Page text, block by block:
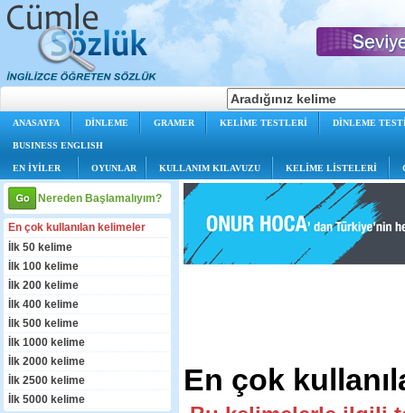
ANASAYFA DİNLEME GRAMER KELİME TESTLERİ DİNLEME
BUSINESS ENGLISH
EN İYİLER OYUNLAR KULLANIM KILAVUZU KELİME LİSTELERİ
Nereden Başlamalıyım?
En çok kullanılan kelimeler
İlk 50 kelime
İlk 100 kelime
İlk 200 kelime
İlk 400 kelime
İlk 500 kelime
İlk 1000 kelime
İlk 2000 kelime
İlk 2500 kelime
İlk 5000 kelime
En çok